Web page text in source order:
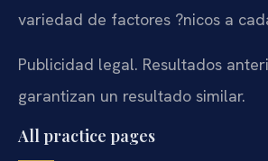
variedad de factores ?nicos a
Publicidad legal. Resultados
garantizan un resultado similar.
All practice pages